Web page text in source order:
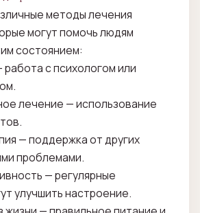
методы лечения
могут помочь людям
состоянием:
с психологом или
лечение — использование
— поддержка от других
проблемами.
— регулярные
улучшить настроение.